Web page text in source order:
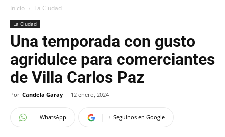
Inicio La Ciudad
La Ciudad
Una temporada con gusto
agridulce para comerciantes
de Villa Carlos Paz
Por Candela Garay - 12 enero, 2024
WhatsApp + Seguinos en Google